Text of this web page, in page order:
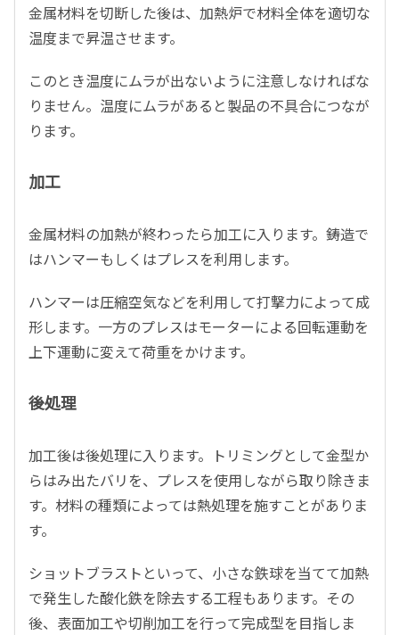
金属材料を切断した後は、加熱炉で材料全体を適切な
温度まで昇温させます。
このとき温度にムラが出ないように注意しなければな
りません。温度にムラがあると製品の不具合につなが
ります。
加工
金属材料の加熱が終わったら加工に入ります。鋳造で
はハンマーもしくはプレスを利用します。
ハンマーは圧縮空気などを利用して打撃力によって成
形します。一方のプレスはモーターによる回転運動を
上下運動に変えて荷重をかけます。
後処理
加工後は後処理に入ります。トリミングとして金型か
らはみ出たバリを、プレスを使用しながら取り除きま
す。材料の種類によっては熱処理を施すことがありま
す。
ショットブラストといって、小さな鉄球を当てて加熱
で発生した酸化鉄を除去する工程もあります。その
後、表面加工や切削加工を行って完成型を目指しま